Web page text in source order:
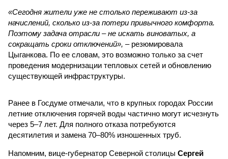
«Сегодня жители уже не столько переживают из-за
начислений, сколько из-за потери привычного комфорта.
Поэтому задача отрасли – не искать виноватых, а
сокращать сроки отключений», – резюмировала
Цыганкова. По ее словам, это возможно только за счет
проведения модернизации тепловых сетей и обновлению
существующей инфраструктуры.
Ранее в Госдуме отмечали, что в крупных городах России
летние отключения горячей воды частично могут исчезнуть
через 5–7 лет. Для полного отказа потребуются
десятилетия и замена 70–80% изношенных труб.
Напомним, вице-губернатор Северной столицы Сергей